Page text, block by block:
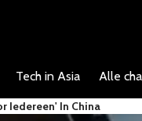
Tech in Asia Alle
Iedereen' In China